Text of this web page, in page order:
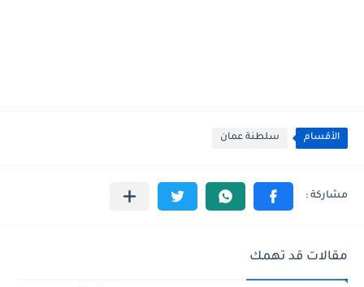
الأقسام سلطنة عمان
مقالات قد تهمك